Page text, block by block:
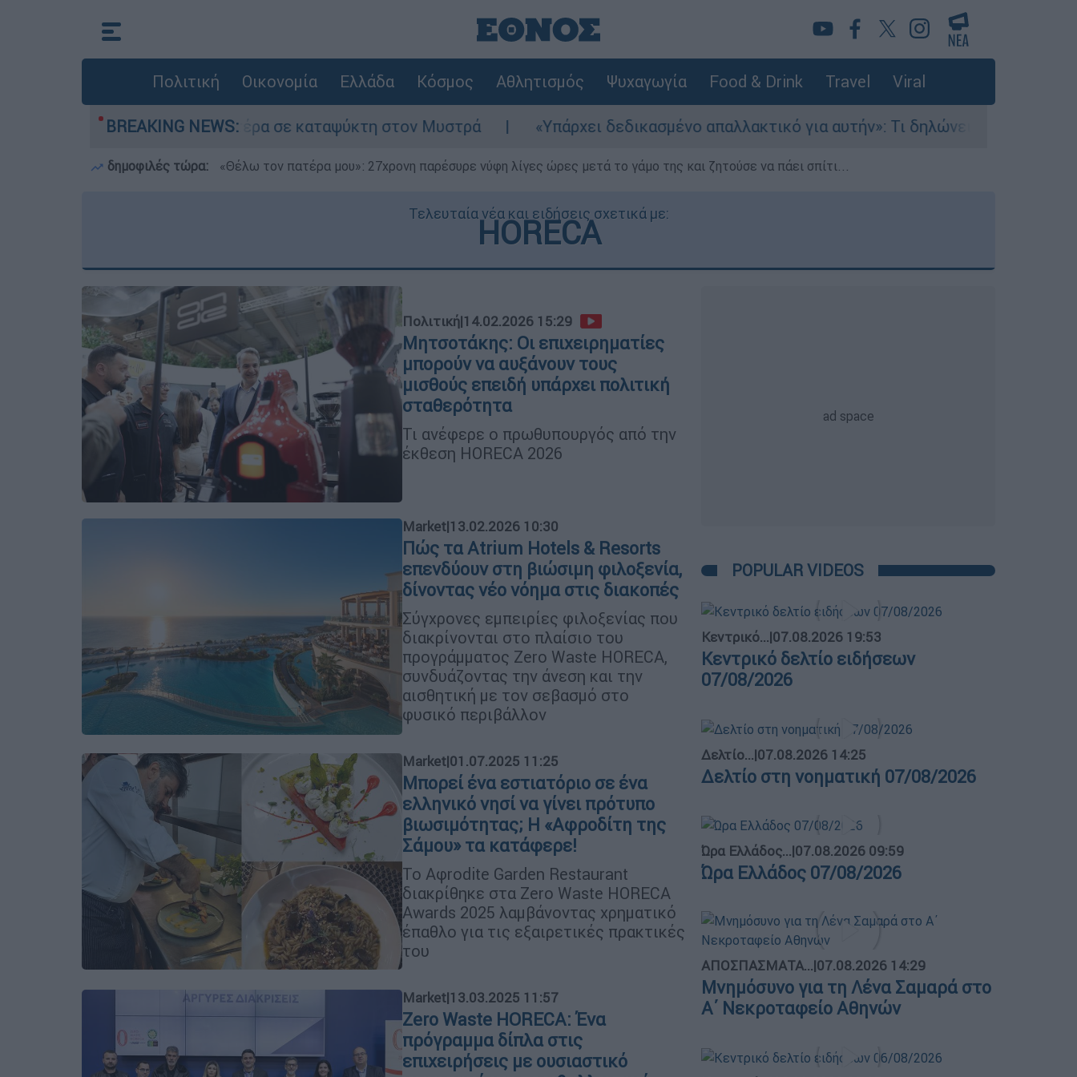
Πολιτική Οικονομία Ελλάδα Κόσμος Αθλητισμός Ψυχαγωγία Food & Drink Travel Viral
BREAKING NEWS:
νεκρό του πατέρα σε καταψύκτη στον Μυστρά «Υπάρχει δεδικασμένο απαλλακτικό για αυτήν»: Τι δηλώνει στο ethnos.gr ο Κώστας
δημοφιλές τώρα: «Θέλω τον πατέρα μου»: 27χρονη παρέσυρε νύφη λίγες ώρες μετά το γάμο της και ζητούσε να πάει σπίτι...
Τελευταία νέα και ειδήσεις σχετικά με:
HORECA
Πολιτική|14.02.2026 15:29
Μητσοτάκης: Οι επιχειρηματίες
μπορούν να αυξάνουν τους
μισθούς επειδή υπάρχει πολιτική
σταθερότητα
Τι ανέφερε ο πρωθυπουργός από την
έκθεση HORECA 2026
Market|13.02.2026 10:30
Πώς τα Atrium Hotels & Resorts
επενδύουν στη βιώσιμη φιλοξενία,
δίνοντας νέο νόημα στις διακοπές
Σύγχρονες εμπειρίες φιλοξενίας που
διακρίνονται στο πλαίσιο του
προγράμματος Zero Waste HORECA,
συνδυάζοντας την άνεση και την
αισθητική με τον σεβασμό στο
φυσικό περιβάλλον
Market|01.07.2025 11:25
Μπορεί ένα εστιατόριο σε ένα
ελληνικό νησί να γίνει πρότυπο
βιωσιμότητας; Η «Αφροδίτη της
Σάμου» τα κατάφερε!
Το Αφrodite Garden Restaurant
διακρίθηκε στα Zero Waste HORECA
Awards 2025 λαμβάνοντας χρηματικό
έπαθλο για τις εξαιρετικές πρακτικές
του
Market|13.03.2025 11:57
Zero Waste HORECA: Ένα
πρόγραμμα δίπλα στις
επιχειρήσεις με ουσιαστικό
POPULAR VIDEOS
Κεντρικό...|07.08.2026 19:53
Κεντρικό δελτίο ειδήσεων
07/08/2026
Δελτίο...|07.08.2026 14:25
Δελτίο στη νοηματική 07/08/2026
Ώρα Ελλάδος...|07.08.2026 09:59
Ώρα Ελλάδος 07/08/2026
ΑΠΟΣΠΑΣΜΑΤΑ...|07.08.2026 14:29
Μνημόσυνο για τη Λένα Σαμαρά στο
Α΄ Νεκροταφείο Αθηνών